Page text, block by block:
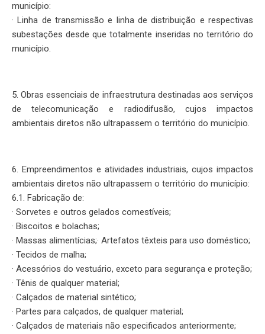
município:
· Linha de transmissão e linha de distribuição e respectivas
subestações desde que totalmente inseridas no território do
município.
5. Obras essenciais de infraestrutura destinadas aos serviços
de telecomunicação e radiodifusão, cujos impactos
ambientais diretos não ultrapassem o território do município.
6. Empreendimentos e atividades industriais, cujos impactos
ambientais diretos não ultrapassem o território do município:
6.1. Fabricação de:
· Sorvetes e outros gelados comestíveis;
· Biscoitos e bolachas;
· Massas alimentícias;· Artefatos têxteis para uso doméstico;
· Tecidos de malha;
· Acessórios do vestuário, exceto para segurança e proteção;
· Tênis de qualquer material;
· Calçados de material sintético;
· Partes para calçados, de qualquer material;
· Calçados de materiais não especificados anteriormente;